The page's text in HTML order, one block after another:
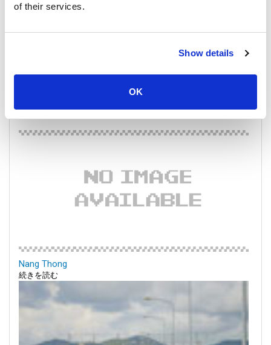
of their services.
Show details
OK
Meeting Point Highlights
Nang Thong
続きを読む